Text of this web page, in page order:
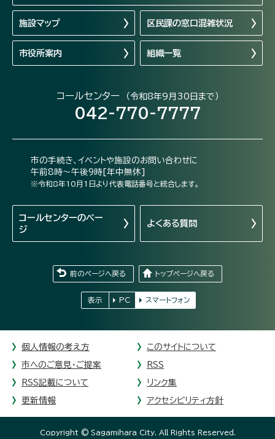
施設マップ 区民課の窓口混雑状況
市役所案内 組織一覧
コールセンター （令和8年9月30日まで）
042-770-7777
市の手続き、イベントや施設のお問い合わせに
午前8時～午後9時[年中無休]
※令和8年10月1日より代表電話番号と統合します。
コールセンターのペー
ジ
よくある質問
前のページへ戻る トップページへ戻る
表示 PC スマートフォン
個人情報の考え方 このサイトについて
市へのご意見・ご提案 RSS
RSS記載について リンク集
更新情報 アクセシビリティ方針
Copyright © Sagamihara City. All Rights Reserved.